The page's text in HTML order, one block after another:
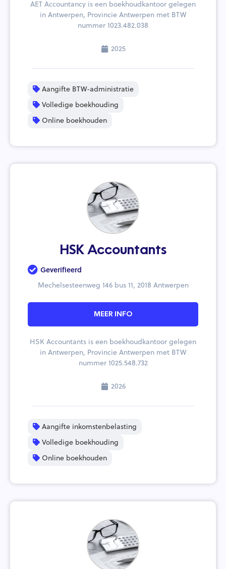
AET Accountancy is een boekhoudkantoor gelegen
in Antwerpen, Provincie Antwerpen met BTW
nummer 1023.482.038
2025
Aangifte BTW-administratie
Volledige boekhouding
Online boekhouden
HSK Accountants
Geverifieerd
Mechelsesteenweg 146 bus 11, 2018 Antwerpen
MEER INFO
HSK Accountants is een boekhoudkantoor gelegen
in Antwerpen, Provincie Antwerpen met BTW
nummer 1025.548.732
2026
Aangifte inkomstenbelasting
Volledige boekhouding
Online boekhouden